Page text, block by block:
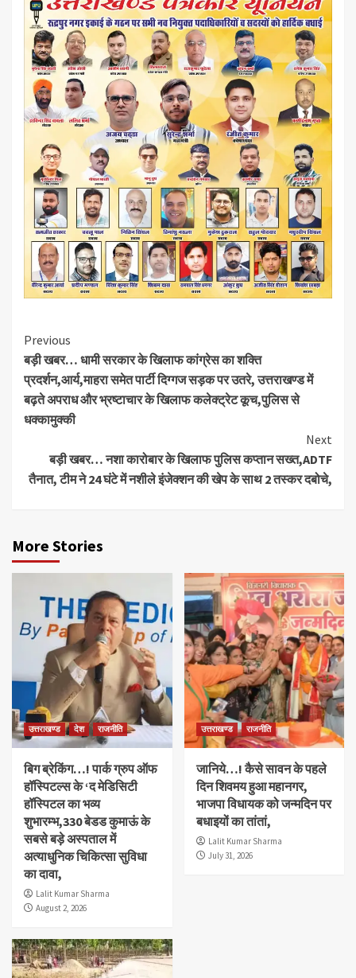
Continue
Reading
Previous
बड़ी खबर… धामी सरकार के खिलाफ कांग्रेस का शक्ति
प्रदर्शन,आर्य,माहरा समेत पार्टी दिग्गज सड़क पर उतरे, उत्तराखण्ड में
बढ़ते अपराध और भ्रष्टाचार के खिलाफ कलेक्ट्रेट कूच,पुलिस से
धक्कामुक्की
Next
बड़ी खबर… नशा कारोबार के खिलाफ पुलिस कप्तान सख्त,ADTF
तैनात, टीम ने 24 घंटे में नशीले इंजेक्शन की खेप के साथ 2 तस्कर दबोचे,
More Stories
उत्तराखण्ड देश राजनीति
बिग ब्रेकिंग…! पार्क ग्रुप ऑफ
हॉस्पिटल्स के ‘द मेडिसिटी
हॉस्पिटल का भव्य
शुभारम्भ,330 बेडड कुमाऊं के
सबसे बड़े अस्पताल में
अत्याधुनिक चिकित्सा सुविधा
का दावा,
Lalit Kumar Sharma
August 2, 2026
उत्तराखण्ड राजनीति
जानिये…! कैसे सावन के पहले
दिन शिवमय हुआ महानगर,
भाजपा विधायक को जन्मदिन पर
बधाइयों का तांतां,
Lalit Kumar Sharma
July 31, 2026